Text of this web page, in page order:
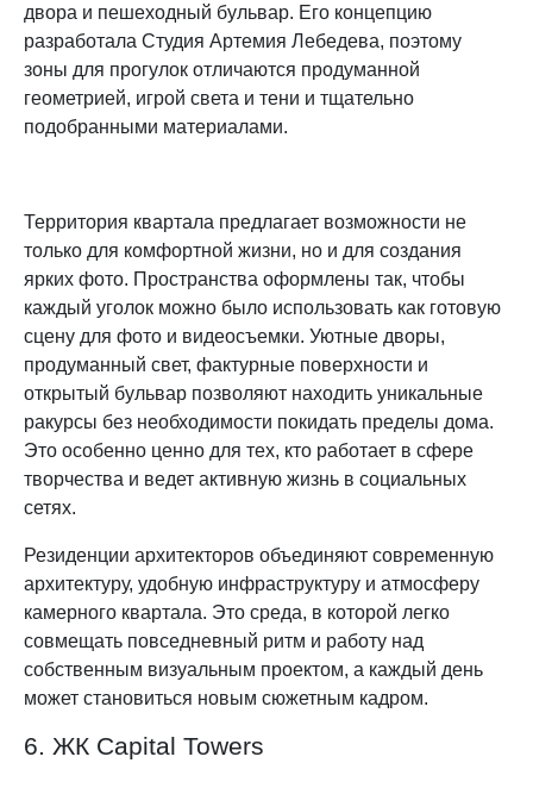
двора и пешеходный бульвар. Его концепцию
разработала Студия Артемия Лебедева, поэтому
зоны для прогулок отличаются продуманной
геометрией, игрой света и тени и тщательно
подобранными материалами.
Территория квартала предлагает возможности не
только для комфортной жизни, но и для создания
ярких фото. Пространства оформлены так, чтобы
каждый уголок можно было использовать как готовую
сцену для фото и видеосъемки. Уютные дворы,
продуманный свет, фактурные поверхности и
открытый бульвар позволяют находить уникальные
ракурсы без необходимости покидать пределы дома.
Это особенно ценно для тех, кто работает в сфере
творчества и ведет активную жизнь в социальных
сетях.
Резиденции архитекторов объединяют современную
архитектуру, удобную инфраструктуру и атмосферу
камерного квартала. Это среда, в которой легко
совмещать повседневный ритм и работу над
собственным визуальным проектом, а каждый день
может становиться новым сюжетным кадром.
6. ЖК Capital Towers